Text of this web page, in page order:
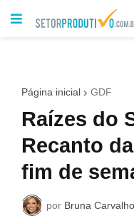
Página inicial GDF
Raízes do
Recanto
fim de
por Bruna Carvalho